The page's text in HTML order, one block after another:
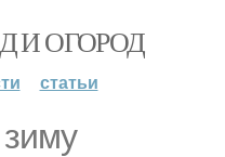
И ОГОРОД
статьи